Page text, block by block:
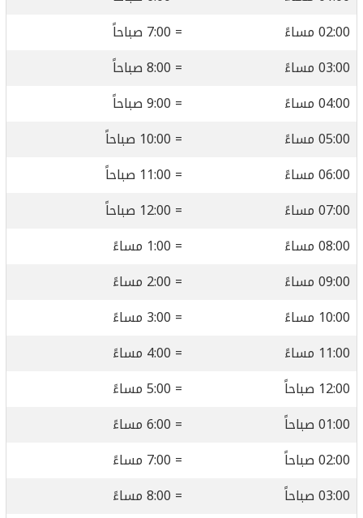
02:00 مساءً
= 7:00 صباحاً
03:00 مساءً
= 8:00 صباحاً
04:00 مساءً
= 9:00 صباحاً
05:00 مساءً
= 10:00 صباحاً
06:00 مساءً
= 11:00 صباحاً
07:00 مساءً
= 12:00 صباحاً
08:00 مساءً
= 1:00 مساءً
09:00 مساءً
= 2:00 مساءً
10:00 مساءً
= 3:00 مساءً
11:00 مساءً
= 4:00 مساءً
12:00 صباحاً
= 5:00 مساءً
01:00 صباحاً
= 6:00 مساءً
02:00 صباحاً
= 7:00 مساءً
03:00 صباحاً
= 8:00 مساءً